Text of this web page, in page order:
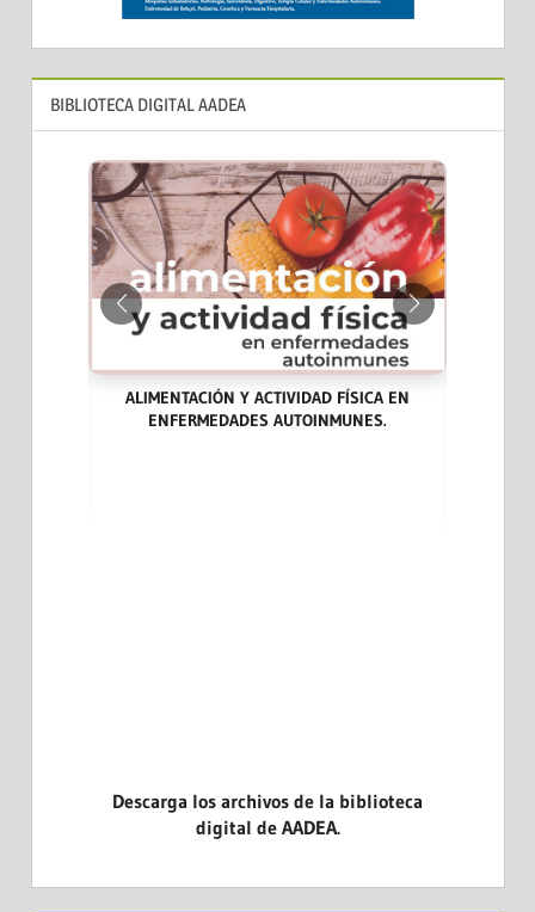
BIBLIOTECA DIGITAL AADEA
ALIMENTACIÓN Y ACTIVIDAD FÍSICA EN
ENFERMEDADES AUTOINMUNES.
Descarga los archivos de la biblioteca
digital de AADEA.